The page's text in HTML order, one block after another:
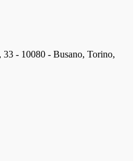
33 - 10080 - Busano, Torino,